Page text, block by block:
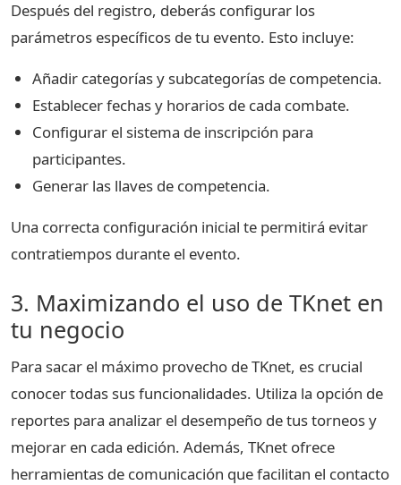
Después del registro, deberás configurar los
parámetros específicos de tu evento. Esto incluye:
Añadir categorías y subcategorías de competencia.
Establecer fechas y horarios de cada combate.
Configurar el sistema de inscripción para
participantes.
Generar las llaves de competencia.
Una correcta configuración inicial te permitirá evitar
contratiempos durante el evento.
3. Maximizando el uso de TKnet en
tu negocio
Para sacar el máximo provecho de TKnet, es crucial
conocer todas sus funcionalidades. Utiliza la opción de
reportes para analizar el desempeño de tus torneos y
mejorar en cada edición. Además, TKnet ofrece
herramientas de comunicación que facilitan el contacto